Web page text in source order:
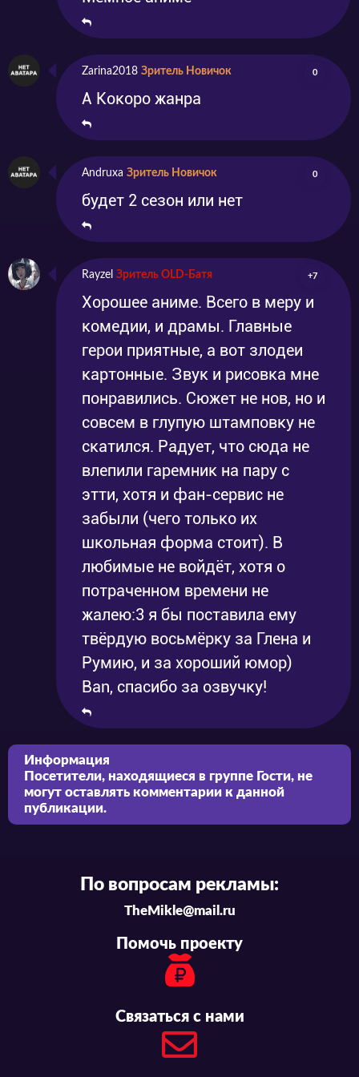
делать? Как же продолжать дальше учится?
Почему такого ленивого и не понятного
преподавателя посоветовала самая
известная ведьма? Что здесь не так? Очень
много вопросов, но хорошо, что ответы на
них мы все таки узнаем если будем смотреть
аниме «Хроники Акаши — худшего
магического преподавателя».
Zarina2018 Зритель Новичок 0
А Кокоро жанра
Andruxa Зритель Новичок 0
будет 2 сезон или нет
Rayzel Зритель OLD-Батя +7
Хорошее аниме. Всего в меру и
комедии, и драмы. Главные
герои приятные, а вот злодеи
картонные. Звук и рисовка мне
понравились. Сюжет не нов, но и
совсем в глупую штамповку не
скатился. Радует, что сюда не
влепили гаремник на пару с
этти, хотя и фан-сервис не
забыли (чего только их
школьная форма стоит). В
любимые не войдёт, хотя о
потраченном времени не
жалею:3 я бы поставила ему
твёрдую восьмёрку за Глена и
Румию, и за хороший юмор)
Ban, спасибо за озвучку!
Информация
Посетители, находящиеся в группе Гости, не
могут оставлять комментарии к данной
публикации.
По вопросам рекламы:
TheMikle@mail.ru
Помочь проекту
Связаться с нами